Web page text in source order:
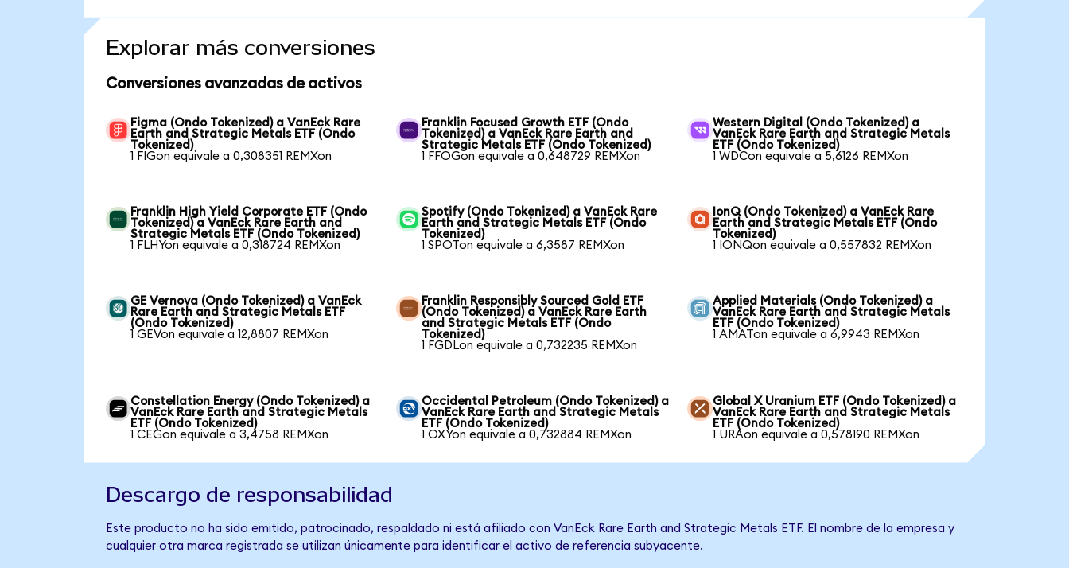
Explorar más conversiones
Conversiones avanzadas de activos
Figma (Ondo Tokenized) a VanEck Rare
Earth and Strategic Metals ETF (Ondo
Tokenized)
1 FIGon equivale a 0,308351 REMXon
Franklin Focused Growth ETF (Ondo
Tokenized) a VanEck Rare Earth and
Strategic Metals ETF (Ondo Tokenized)
1 FFOGon equivale a 0,648729 REMXon
Western Digital (Ondo Tokenized) a
VanEck Rare Earth and Strategic Metals
ETF (Ondo Tokenized)
1 WDCon equivale a 5,6126 REMXon
Franklin High Yield Corporate ETF (Ondo
Tokenized) a VanEck Rare Earth and
Strategic Metals ETF (Ondo Tokenized)
1 FLHYon equivale a 0,318724 REMXon
Spotify (Ondo Tokenized) a VanEck Rare
Earth and Strategic Metals ETF (Ondo
Tokenized)
1 SPOTon equivale a 6,3587 REMXon
IonQ (Ondo Tokenized) a VanEck Rare
Earth and Strategic Metals ETF (Ondo
Tokenized)
1 IONQon equivale a 0,557832 REMXon
GE Vernova (Ondo Tokenized) a VanEck
Rare Earth and Strategic Metals ETF
(Ondo Tokenized)
1 GEVon equivale a 12,8807 REMXon
Franklin Responsibly Sourced Gold ETF
(Ondo Tokenized) a VanEck Rare Earth
and Strategic Metals ETF (Ondo
Tokenized)
1 FGDLon equivale a 0,732235 REMXon
Applied Materials (Ondo Tokenized) a
VanEck Rare Earth and Strategic Metals
ETF (Ondo Tokenized)
1 AMATon equivale a 6,9943 REMXon
Constellation Energy (Ondo Tokenized) a
VanEck Rare Earth and Strategic Metals
ETF (Ondo Tokenized)
1 CEGon equivale a 3,4758 REMXon
Occidental Petroleum (Ondo Tokenized) a
VanEck Rare Earth and Strategic Metals
ETF (Ondo Tokenized)
1 OXYon equivale a 0,732884 REMXon
Global X Uranium ETF (Ondo Tokenized) a
VanEck Rare Earth and Strategic Metals
ETF (Ondo Tokenized)
1 URAon equivale a 0,578190 REMXon
Descargo de responsabilidad
Este producto no ha sido emitido, patrocinado, respaldado ni está afiliado con VanEck Rare Earth and Strategic Metals ETF. El nombre de la empresa y
cualquier otra marca registrada se utilizan únicamente para identificar el activo de referencia subyacente.